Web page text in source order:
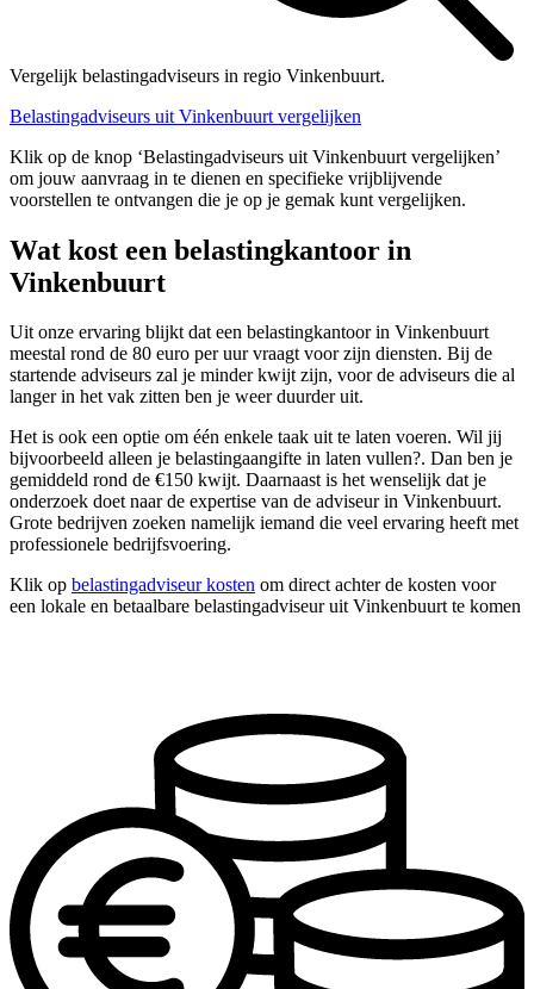
Vergelijk belastingadviseurs in regio Vinkenbuurt.
Belastingadviseurs uit Vinkenbuurt vergelijken
Klik op de knop ‘Belastingadviseurs uit Vinkenbuurt vergelijken’
om jouw aanvraag in te dienen en specifieke vrijblijvende
voorstellen te ontvangen die je op je gemak kunt vergelijken.
Wat kost een belastingkantoor in
Vinkenbuurt
Uit onze ervaring blijkt dat een belastingkantoor in Vinkenbuurt
meestal rond de 80 euro per uur vraagt voor zijn diensten. Bij de
startende adviseurs zal je minder kwijt zijn, voor de adviseurs die al
langer in het vak zitten ben je weer duurder uit.
Het is ook een optie om één enkele taak uit te laten voeren. Wil jij
bijvoorbeeld alleen je belastingaangifte in laten vullen?. Dan ben je
gemiddeld rond de €150 kwijt. Daarnaast is het wenselijk dat je
onderzoek doet naar de expertise van de adviseur in Vinkenbuurt.
Grote bedrijven zoeken namelijk iemand die veel ervaring heeft met
professionele bedrijfsvoering.
Klik op belastingadviseur kosten om direct achter de kosten voor
een lokale en betaalbare belastingadviseur uit Vinkenbuurt te komen